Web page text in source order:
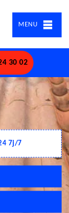
MENU
30 02
7j/7